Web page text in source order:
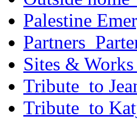
Palestine
Sites &
Tribute_to
Tribute_to